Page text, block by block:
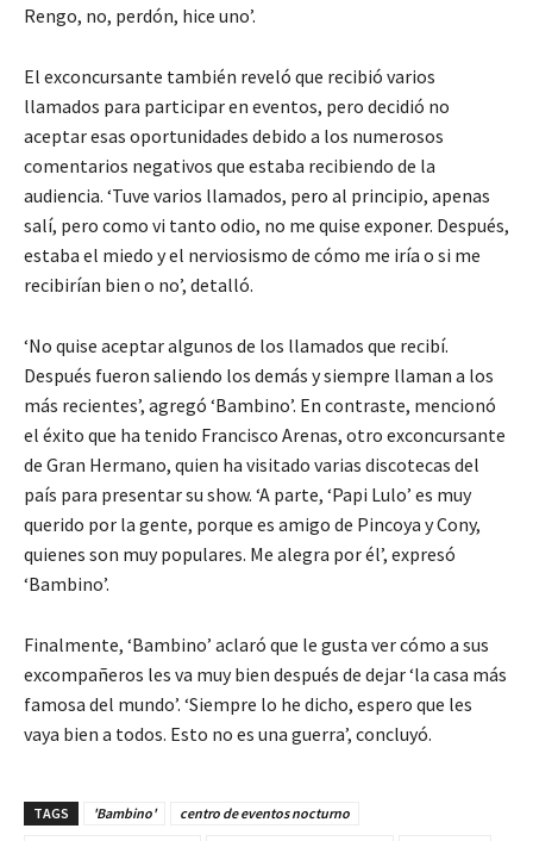
Rengo, no, perdón, hice uno’.
El exconcursante también reveló que recibió varios
llamados para participar en eventos, pero decidió no
aceptar esas oportunidades debido a los numerosos
comentarios negativos que estaba recibiendo de la
audiencia. ‘Tuve varios llamados, pero al principio, apenas
salí, pero como vi tanto odio, no me quise exponer. Después,
estaba el miedo y el nerviosismo de cómo me iría o si me
recibirían bien o no’, detalló.
‘No quise aceptar algunos de los llamados que recibí.
Después fueron saliendo los demás y siempre llaman a los
más recientes’, agregó ‘Bambino’. En contraste, mencionó
el éxito que ha tenido Francisco Arenas, otro exconcursante
de Gran Hermano, quien ha visitado varias discotecas del
país para presentar su show. ‘A parte, ‘Papi Lulo’ es muy
querido por la gente, porque es amigo de Pincoya y Cony,
quienes son muy populares. Me alegra por él’, expresó
‘Bambino’.
Finalmente, ‘Bambino’ aclaró que le gusta ver cómo a sus
excompañeros les va muy bien después de dejar ‘la casa más
famosa del mundo’. ‘Siempre lo he dicho, espero que les
vaya bien a todos. Esto no es una guerra’, concluyó.
TAGS 'Bambino'
centro de eventos nocturno